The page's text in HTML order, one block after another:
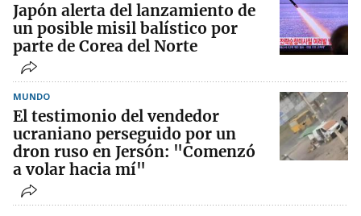
Japón alerta del lanzamiento de
un posible misil balístico por
parte de Corea del Norte
MUNDO
El testimonio del vendedor
ucraniano perseguido por un
dron ruso en Jersón: "Comenzó
a volar hacia mí"